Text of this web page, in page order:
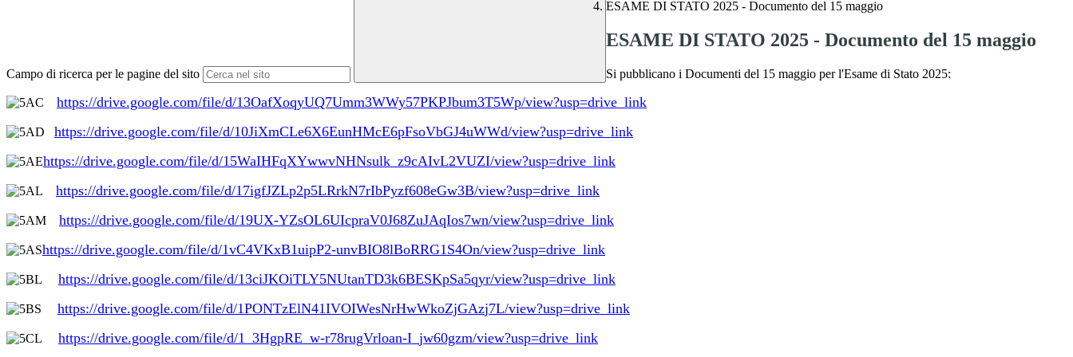
Campo di ricerca per le pagine del sito
ESAME DI STATO 2025 - Documento del 15 maggio
ESAME DI STATO 2025 - Documento del 15 maggio
Si pubblicano i Documenti del 15 maggio per l'Esame di Stato 2025:
https://drive.google.com/file/d/13OafXoqyUQ7Umm3WWy57PKPJbum3T5Wp/view?usp=drive_link
https://drive.google.com/file/d/10JiXmCLe6X6EunHMcE6pFsoVbGJ4uWWd/view?usp=drive_link
https://drive.google.com/file/d/15WaIHFqXYwwvNHNsulk_z9cAIvL2VUZI/view?usp=drive_link
https://drive.google.com/file/d/17igfJZLp2p5LRrkN7rIbPyzf608eGw3B/view?usp=drive_link
https://drive.google.com/file/d/19UX-YZsOL6UIcpraV0J68ZuJAqIos7wn/view?usp=drive_link
https://drive.google.com/file/d/1vC4VKxB1uipP2-unvBIO8lBoRRG1S4On/view?usp=drive_link
https://drive.google.com/file/d/13ciJKOiTLY5NUtanTD3k6BESKpSa5qyr/view?usp=drive_link
https://drive.google.com/file/d/1PONTzElN41IVOIWesNrHwWkoZjGAzj7L/view?usp=drive_link
https://drive.google.com/file/d/1_3HgpRE_w-r78rugVrloan-I_ jw60gzm/view?usp=drive_link